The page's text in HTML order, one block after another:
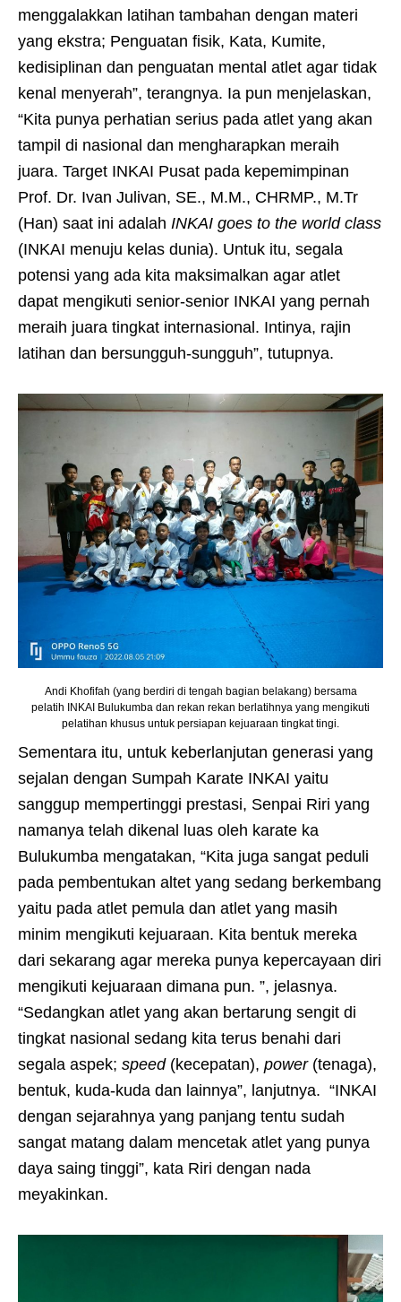
menggalakkan latihan tambahan dengan materi
yang ekstra; Penguatan fisik, Kata, Kumite,
kedisiplinan dan penguatan mental atlet agar tidak
kenal menyerah”, terangnya. Ia pun menjelaskan,
“Kita punya perhatian serius pada atlet yang akan
tampil di nasional dan mengharapkan meraih
juara. Target INKAI Pusat pada kepemimpinan
Prof. Dr. Ivan Julivan, SE., M.M., CHRMP., M.Tr
(Han) saat ini adalah INKAI goes to the world class
(INKAI menuju kelas dunia). Untuk itu, segala
potensi yang ada kita maksimalkan agar atlet
dapat mengikuti senior-senior INKAI yang pernah
meraih juara tingkat internasional. Intinya, rajin
latihan dan bersungguh-sungguh”, tutupnya.
Andi Khofifah (yang berdiri di tengah bagian belakang) bersama
pelatih INKAI Bulukumba dan rekan rekan berlatihnya yang mengikuti
pelatihan khusus untuk persiapan kejuaraan tingkat tingi.
Sementara itu, untuk keberlanjutan generasi yang
sejalan dengan Sumpah Karate INKAI yaitu
sanggup mempertinggi prestasi, Senpai Riri yang
namanya telah dikenal luas oleh karate ka
Bulukumba mengatakan, “Kita juga sangat peduli
pada pembentukan altet yang sedang berkembang
yaitu pada atlet pemula dan atlet yang masih
minim mengikuti kejuaraan. Kita bentuk mereka
dari sekarang agar mereka punya kepercayaan diri
mengikuti kejuaraan dimana pun. ”, jelasnya.
“Sedangkan atlet yang akan bertarung sengit di
tingkat nasional sedang kita terus benahi dari
segala aspek; speed(kecepatan), power(tenaga),
bentuk, kuda-kuda dan lainnya”, lanjutnya. “INKAI
dengan sejarahnya yang panjang tentu sudah
sangat matang dalam mencetak atlet yang punya
daya saing tinggi”, kata Riri dengan nada
meyakinkan.